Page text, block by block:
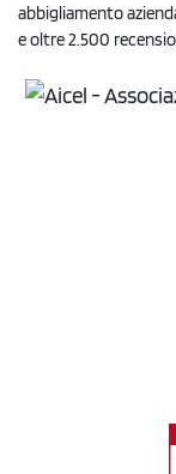
abbigliamento
e oltre 2.500